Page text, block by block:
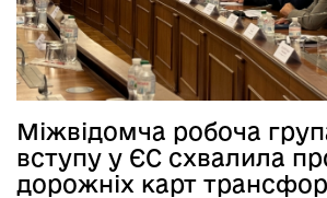
Міжвідомча робоча
вступу у ЄС схвалила
дорожніх карт